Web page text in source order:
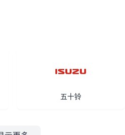
五十铃